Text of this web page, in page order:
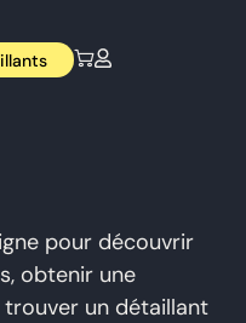
pour découvrir
obtenir une
un détaillant